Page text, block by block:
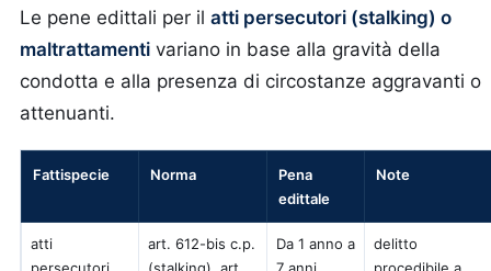
Le pene edittali per il atti persecutori (stalking) o
maltrattamenti variano in base alla gravità della
condotta e alla presenza di circostanze aggravanti o
attenuanti.
Fattispecie Norma
Pena
edittale
Note
atti
art. 612-bis c.p.
Da 1 anno a
delitto